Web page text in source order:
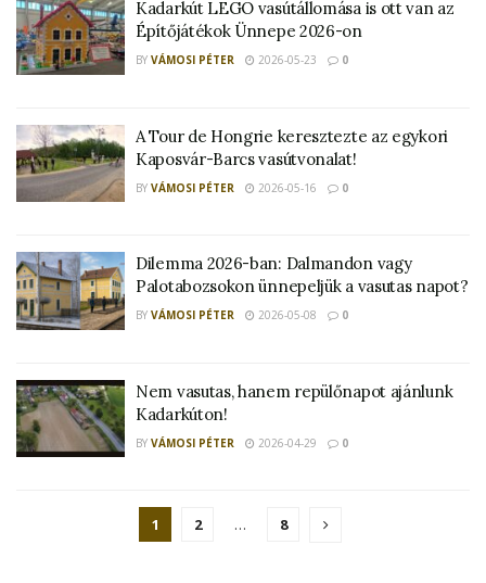
Kadarkút LEGO vasútállomása is ott van az
Építőjátékok Ünnepe 2026-on
BY VÁMOSI PÉTER 2026-05-23 0
A Tour de Hongrie keresztezte az egykori
Kaposvár-Barcs vasútvonalat!
BY VÁMOSI PÉTER 2026-05-16 0
Dilemma 2026-ban: Dalmandon vagy
Palotabozsokon ünnepeljük a vasutas napot?
BY VÁMOSI PÉTER 2026-05-08 0
Nem vasutas, hanem repülőnapot ajánlunk
Kadarkúton!
BY VÁMOSI PÉTER 2026-04-29 0
1 2 … 8